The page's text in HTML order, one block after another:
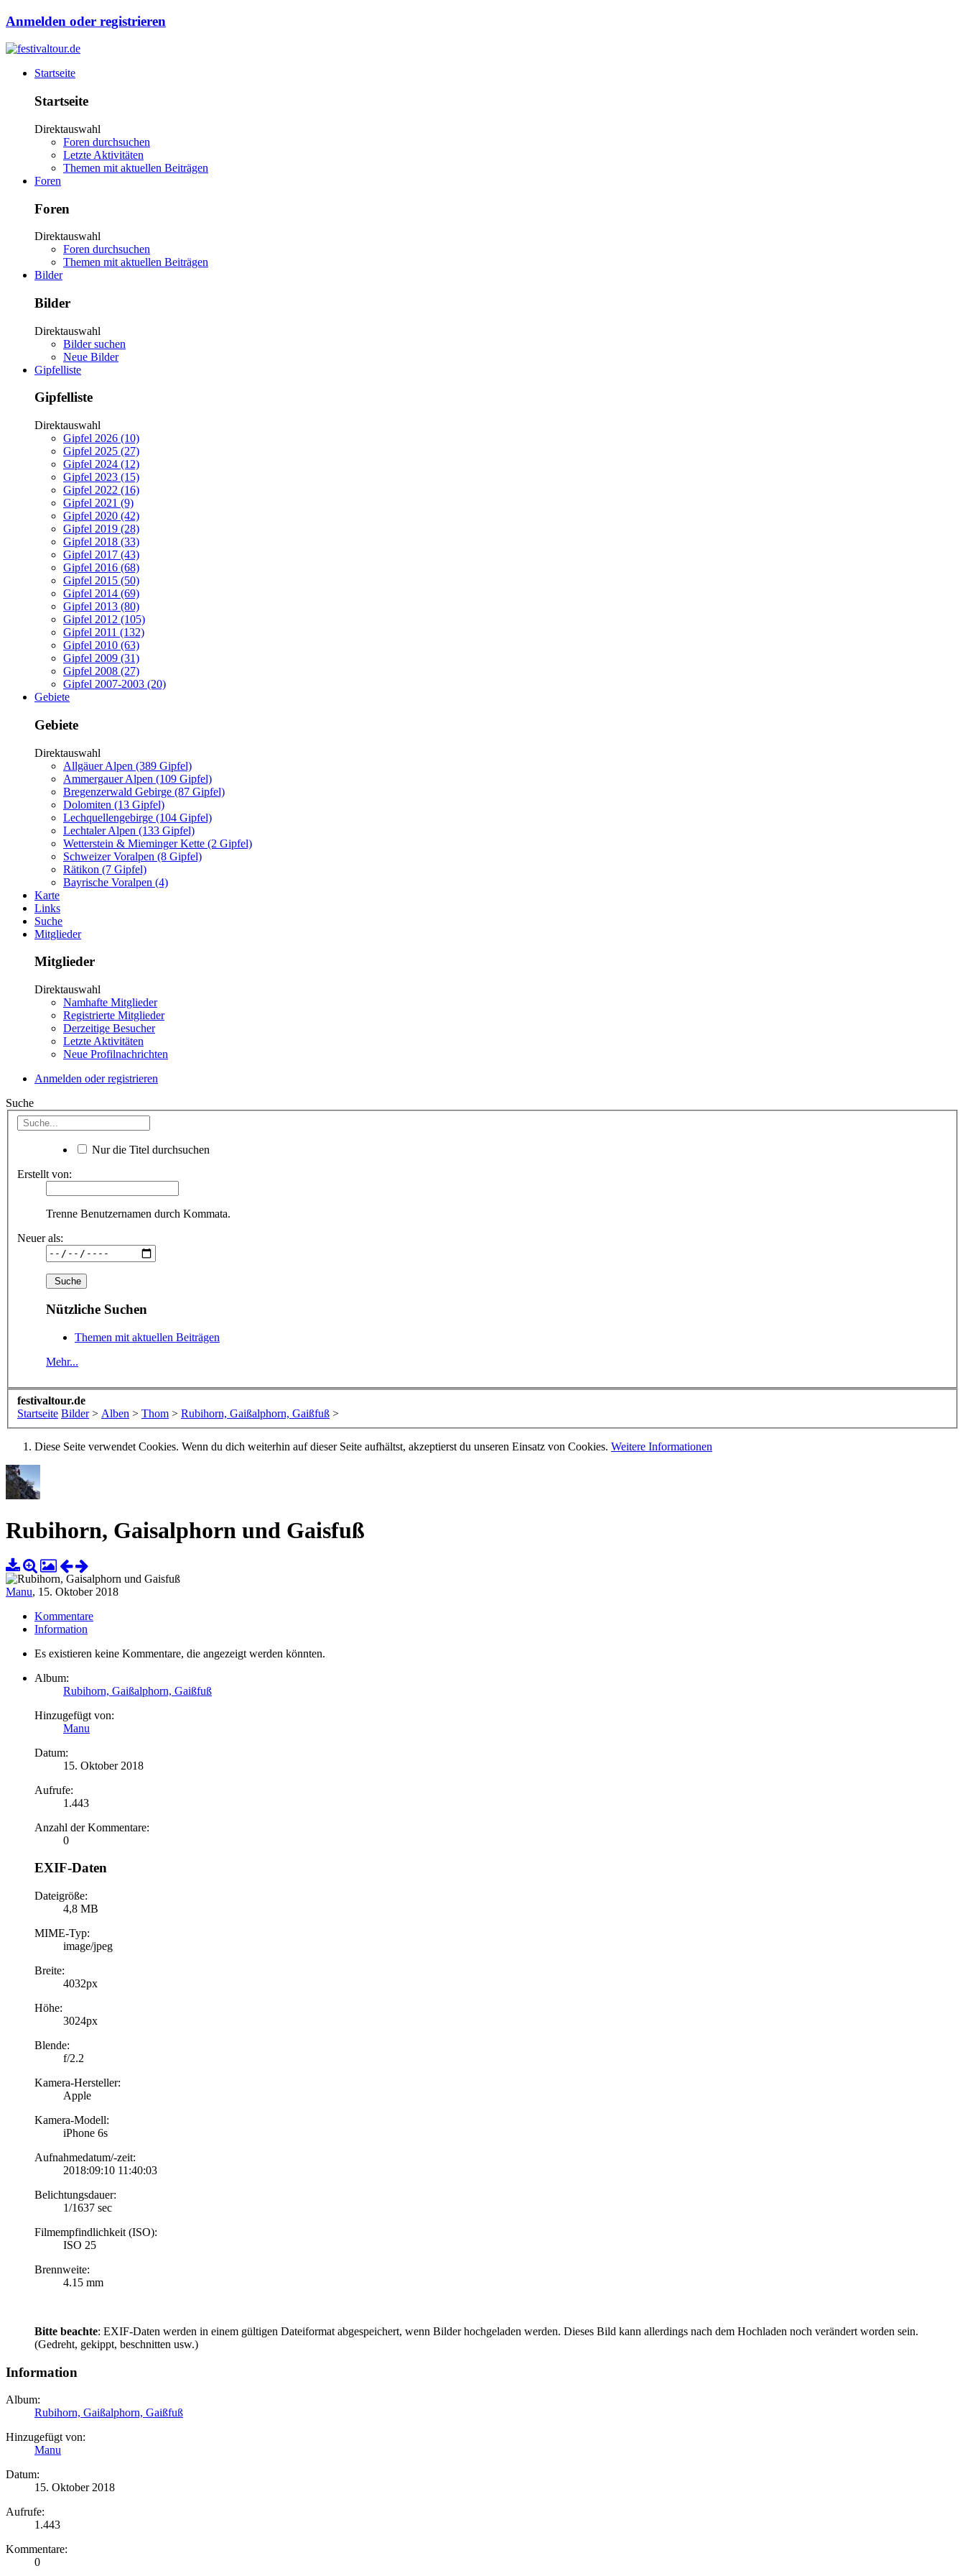
Anmelden oder registrieren
Startseite
Startseite
Direktauswahl
Foren durchsuchen
Letzte Aktivitäten
Themen mit aktuellen Beiträgen
Foren
Foren
Direktauswahl
Foren durchsuchen
Themen mit aktuellen Beiträgen
Bilder
Bilder
Direktauswahl
Bilder suchen
Neue Bilder
Gipfelliste
Gipfelliste
Direktauswahl
Gipfel 2026 (10)
Gipfel 2025 (27)
Gipfel 2024 (12)
Gipfel 2023 (15)
Gipfel 2022 (16)
Gipfel 2021 (9)
Gipfel 2020 (42)
Gipfel 2019 (28)
Gipfel 2018 (33)
Gipfel 2017 (43)
Gipfel 2016 (68)
Gipfel 2015 (50)
Gipfel 2014 (69)
Gipfel 2013 (80)
Gipfel 2012 (105)
Gipfel 2011 (132)
Gipfel 2010 (63)
Gipfel 2009 (31)
Gipfel 2008 (27)
Gipfel 2007-2003 (20)
Gebiete
Gebiete
Direktauswahl
Allgäuer Alpen (389 Gipfel)
Ammergauer Alpen (109 Gipfel)
Bregenzerwald Gebirge (87 Gipfel)
Dolomiten (13 Gipfel)
Lechquellengebirge (104 Gipfel)
Lechtaler Alpen (133 Gipfel)
Wetterstein & Mieminger Kette (2 Gipfel)
Schweizer Voralpen (8 Gipfel)
Rätikon (7 Gipfel)
Bayrische Voralpen (4)
Karte
Links
Suche
Mitglieder
Mitglieder
Direktauswahl
Namhafte Mitglieder
Registrierte Mitglieder
Derzeitige Besucher
Letzte Aktivitäten
Neue Profilnachrichten
Anmelden oder registrieren
Suche
Nur die Titel durchsuchen
Erstellt von:
Trenne Benutzernamen durch Kommata.
Neuer als:
Nützliche Suchen
Themen mit aktuellen Beiträgen
Mehr...
festivaltour.de
Startseite Bilder > Alben > Thom > Rubihorn, Gaißalphorn, Gaißfuß >
Diese Seite verwendet Cookies. Wenn du dich weiterhin auf dieser Seite aufhältst, akzeptierst du unseren Einsatz von Cookies. Weitere Informationen
Rubihorn, Gaisalphorn und Gaisfuß
Manu, 15. Oktober 2018
Kommentare
Information
Es existieren keine Kommentare, die angezeigt werden könnten.
Album:
Rubihorn, Gaißalphorn, Gaißfuß
Hinzugefügt von:
Manu
Datum:
15. Oktober 2018
Aufrufe:
1.443
Anzahl der Kommentare:
0
EXIF-Daten
Dateigröße:
4,8 MB
MIME-Typ:
image/jpeg
Breite:
4032px
Höhe:
3024px
Blende:
f/2.2
Kamera-Hersteller:
Apple
Kamera-Modell:
iPhone 6s
Aufnahmedatum/-zeit:
2018:09:10 11:40:03
Belichtungsdauer:
1/1637 sec
Filmempfindlichkeit (ISO):
ISO 25
Brennweite:
4.15 mm
Bitte beachte: EXIF-Daten werden in einem gültigen Dateiformat abgespeichert, wenn Bilder hochgeladen werden. Dieses Bild kann allerdings nach dem Hochladen noch verändert worden sein.
(Gedreht, gekippt, beschnitten usw.)
Information
Album:
Rubihorn, Gaißalphorn, Gaißfuß
Hinzugefügt von:
Manu
Datum:
15. Oktober 2018
Aufrufe:
1.443
Kommentare:
0